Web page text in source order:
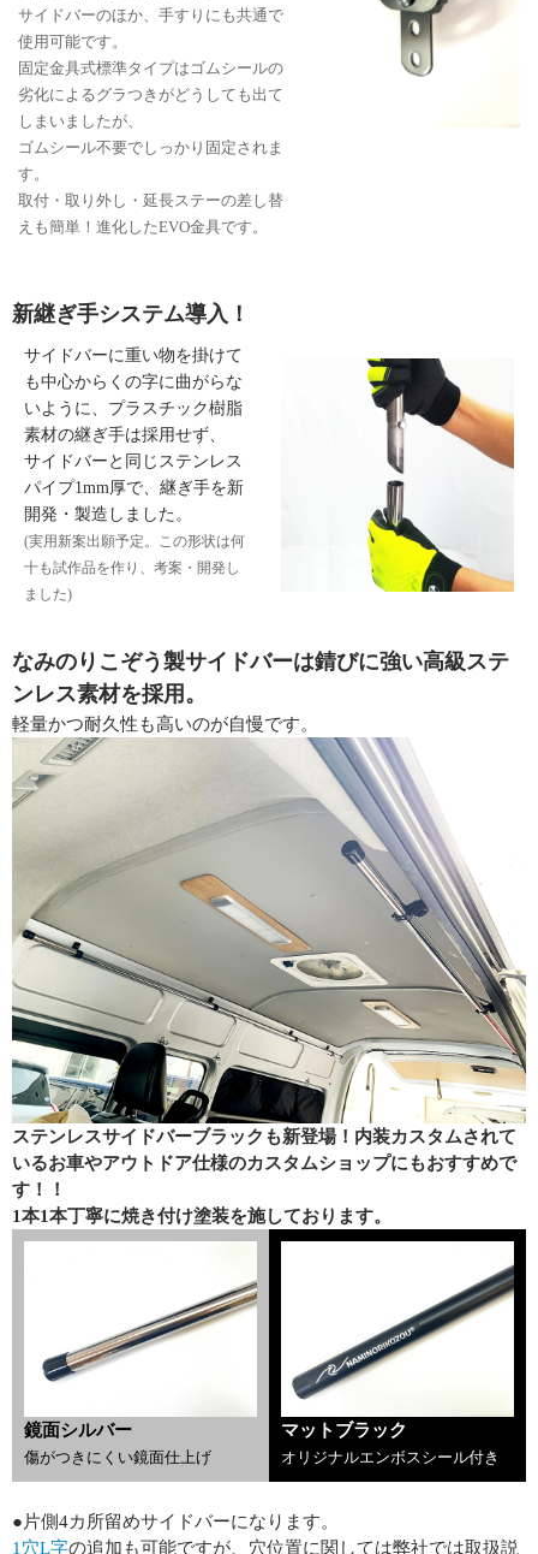
サイドバーのほか、手すりにも共通で
使用可能です。
固定金具式標準タイプはゴムシールの
劣化によるグラつきがどうしても出て
しまいましたが、
ゴムシール不要でしっかり固定されま
す。
取付・取り外し・延長ステーの差し替
えも簡単！進化したEVO金具です。
新継ぎ手システム導入！
サイドバーに重い物を掛けて
も中心からくの字に曲がらな
いように、プラスチック樹脂
素材の継ぎ手は採用せず、
サイドバーと同じステンレス
パイプ1mm厚で、継ぎ手を新
開発・製造しました。
(実用新案出願予定。この形状は何
十も試作品を作り、考案・開発し
ました)
なみのりこぞう製サイドバーは錆びに強い高級ステ
ンレス素材を採用。
軽量かつ耐久性も高いのが自慢です。
ステンレスサイドバーブラックも新登場！内装カスタムされて
いるお車やアウトドア仕様のカスタムショップにもおすすめで
す！！
1本1本丁寧に焼き付け塗装を施しております。
鏡面シルバー
傷がつきにくい鏡面仕上げ
マットブラック
オリジナルエンボスシール付き
●片側4カ所留めサイドバーになります。
1穴L字の追加も可能ですが、穴位置に関しては弊社では取扱説